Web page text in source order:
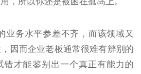
业务水平参差不齐，而该领域又
因而企业老板通常很难有辨别的
错才能鉴别出一个真正有能力的